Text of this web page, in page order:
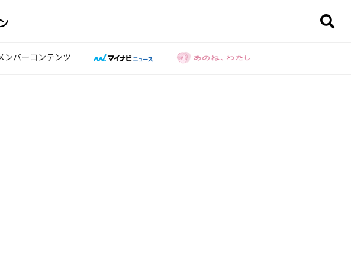
ンバーコンテンツ